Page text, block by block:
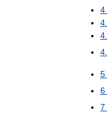
4
4
4
4
5
6
7